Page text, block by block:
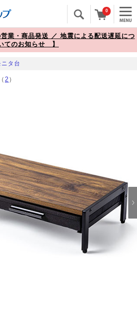
0
業・商品発送 ／ 地震による配送遅延につ
てのお知らせ 】
タ台
（ 2 ）